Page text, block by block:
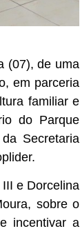
(07), de uma
em parceria
familiar e
do Parque
Secretaria
e Dorcelina
sobre o
incentivar a